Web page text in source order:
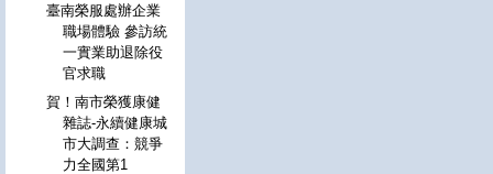
臺南榮服處辦企業
職場體驗 參訪統
一實業助退除役
官求職
賀！南市榮獲康健
雜誌-永續健康城
市大調查：競爭
力全國第1